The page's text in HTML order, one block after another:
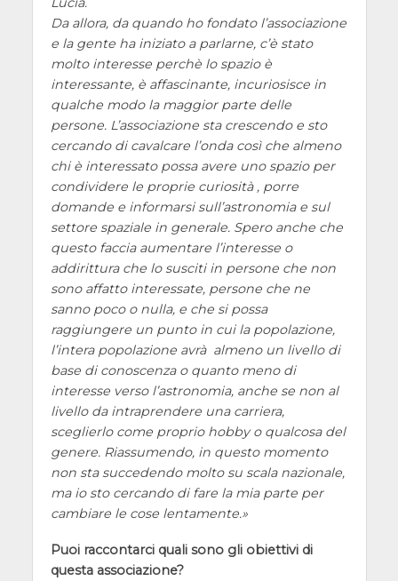
Da allora, da quando ho fondato l’associazione
e la gente ha iniziato a parlarne, c’è stato
molto interesse perchè lo spazio è
interessante, è affascinante, incuriosisce in
qualche modo la maggior parte delle
persone. L’associazione sta crescendo e sto
cercando di cavalcare l’onda così che almeno
chi è interessato possa avere uno spazio per
condividere le proprie curiosità , porre
domande e informarsi sull’astronomia e sul
settore spaziale in generale. Spero anche che
questo faccia aumentare l’interesse o
addirittura che lo susciti in persone che non
sono affatto interessate, persone che ne
sanno poco o nulla, e che si possa
raggiungere un punto in cui la popolazione,
l’intera popolazione avrà almeno un livello di
base di conoscenza o quanto meno di
interesse verso l’astronomia, anche se non al
livello da intraprendere una carriera,
sceglierlo come proprio hobby o qualcosa del
genere. Riassumendo, in questo momento
non sta succedendo molto su scala nazionale,
ma io sto cercando di fare la mia parte per
cambiare le cose lentamente.
Puoi raccontarci quali sono gli obiettivi di
questa associazione?